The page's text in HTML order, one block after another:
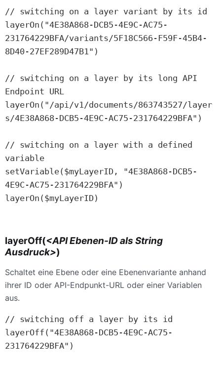
// switching on a layer variant by its id
layerOn("4E38A868-DCB5-4E9C-AC75-
231764229BFA/variants/5F18C566-F59F-45B4-
8D40-27EF289D47B1")
// switching on a layer by its long API
Endpoint URL
layerOn("/api/v1/documents/863743527/layer
s/4E38A868-DCB5-4E9C-AC75-231764229BFA")
// switching on a layer with a defined
variable
setVariable($myLayerID, "4E38A868-DCB5-
4E9C-AC75-231764229BFA")
layerOn($myLayerID)
layerOff(<APIEbenen-ID als String
Ausdruck>)
Schaltet eine Ebene oder eine Ebenenvariante anhand
ihrer ID oder API-Endpunkt-URL oder einer Variablen
aus.
// switching off a layer by its id
layerOff("4E38A868-DCB5-4E9C-AC75-
231764229BFA")